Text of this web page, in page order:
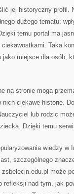
jej historyczny profil.
dużego tematu:
temu portal ma
Taka
jako miejsce dla osób,
na stronie mogą
ciekawe historie.
lub rodzic
Dzięki temu
wiedzy w
szczególnego
może
nad tym, jak